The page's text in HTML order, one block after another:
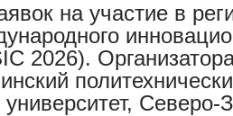
на участие в
2026).
университет, Северо-